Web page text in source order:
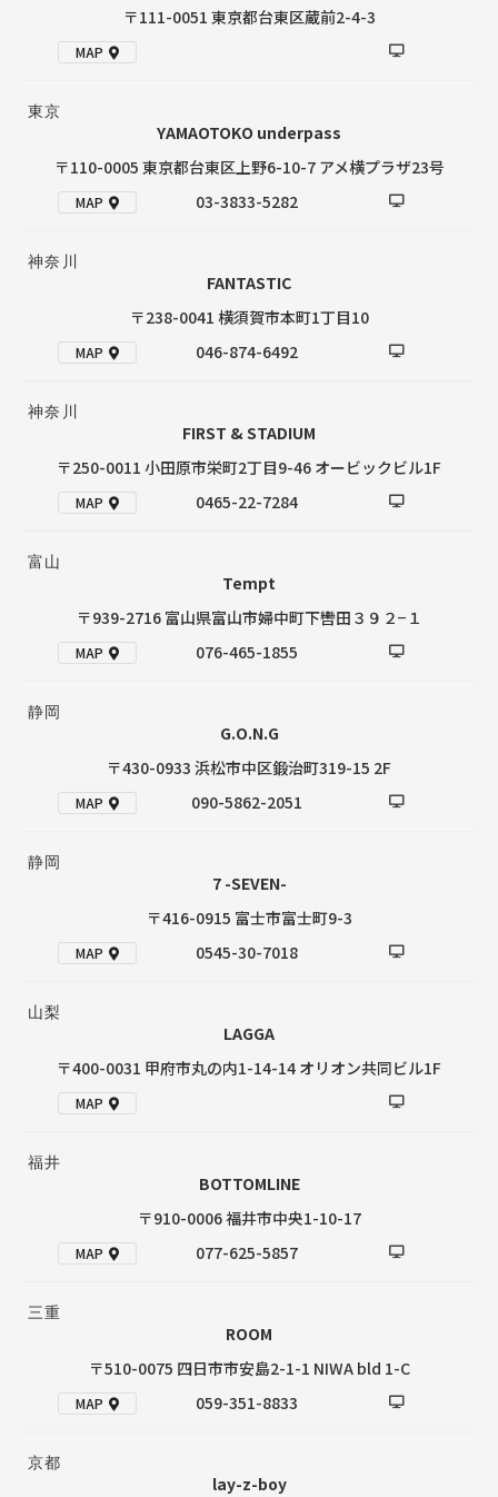
〒111-0051 東京都台東区蔵前2-4-3
MAP
東京
YAMAOTOKO underpass
〒110-0005 東京都台東区上野6-10-7 アメ横プラザ23号
MAP 03-3833-5282
神奈川
FANTASTIC
〒238-0041 横須賀市本町1丁目10
MAP 046-874-6492
神奈川
FIRST & STADIUM
〒250-0011 小田原市栄町2丁目9-46 オービックビル1F
MAP 0465-22-7284
富山
Tempt
〒939-2716 富山県富山市婦中町下轡田３９２−１
MAP 076-465-1855
静岡
G.O.N.G
〒430-0933 浜松市中区鍛治町319-15 2F
MAP 090-5862-2051
静岡
7 -SEVEN-
〒416-0915 富士市富士町9-3
MAP 0545-30-7018
山梨
LAGGA
〒400-0031 甲府市丸の内1-14-14 オリオン共同ビル1F
MAP
福井
BOTTOMLINE
〒910-0006 福井市中央1-10-17
MAP 077-625-5857
三重
ROOM
〒510-0075 四日市市安島2-1-1 NIWA bld 1-C
MAP 059-351-8833
京都
lay-z-boy